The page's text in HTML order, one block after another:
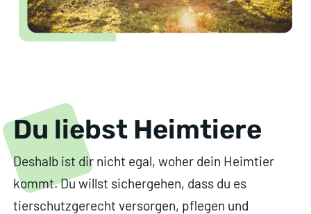
Du liebst Heimtiere
Deshalb ist dir nicht egal, woher dein Heimtier
kommt. Du willst sichergehen, dass du es
tierschutzgerecht versorgen, pflegen und